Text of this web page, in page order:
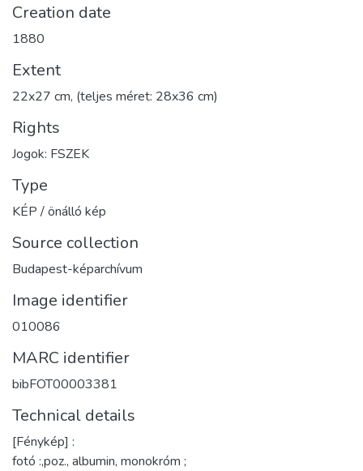
Creation date
1880
Extent
22x27 cm, (teljes méret: 28x36 cm)
Rights
Jogok: FSZEK
Type
KÉP / önálló kép
Source collection
Budapest-képarchívum
Image identifier
010086
MARC identifier
bibFOT00003381
Technical details
[Fénykép] :
fotó :,poz., albumin, monokróm ;